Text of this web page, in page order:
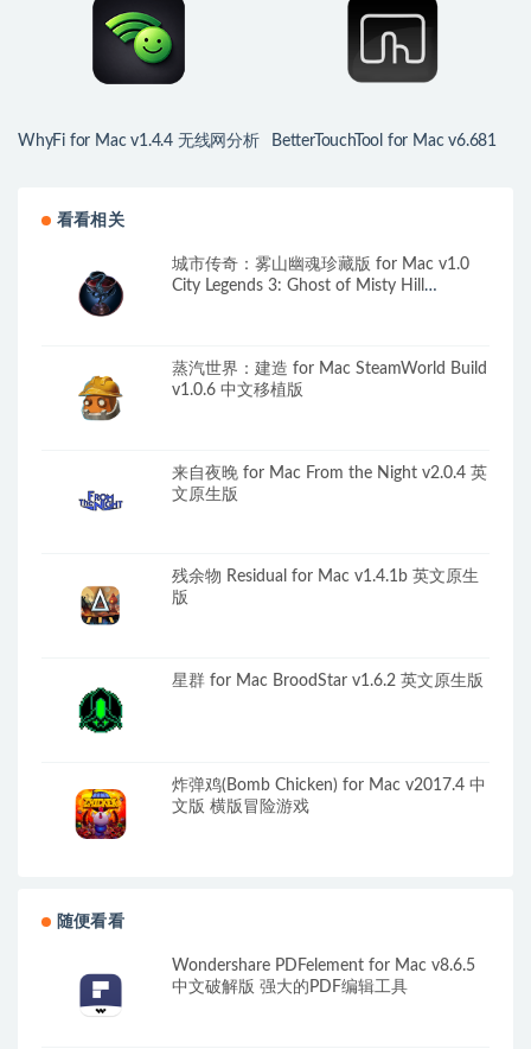
WhyFi for Mac v1.4.4 无线网分析
BetterTouchTool for Mac v6.681
看看相关
城市传奇：雾山幽魂珍藏版 for Mac v1.0
City Legends 3: Ghost of Misty Hill
蒸汽世界：建造 for Mac SteamWorld Build
v1.0.6 中文移植版
来自夜晚 for Mac From the Night v2.0.4 英
文原生版
残余物 Residual for Mac v1.4.1b 英文原生
版
星群 for Mac BroodStar v1.6.2 英文原生版
炸弹鸡(Bomb Chicken) for Mac v2017.4 中
文版 横版冒险游戏
随便看看
Wondershare PDFelement for Mac v8.6.5
中文破解版 强大的PDF编辑工具